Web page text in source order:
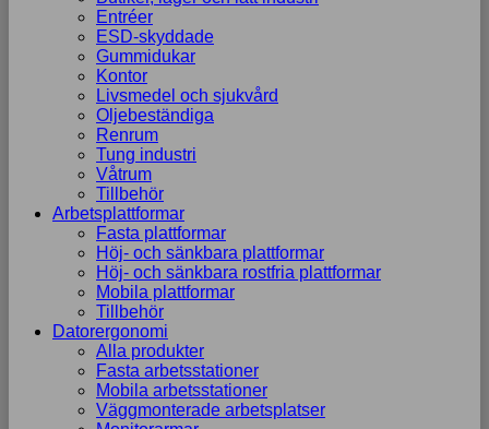
Entréer
ESD-skyddade
Gummidukar
Kontor
Livsmedel och sjukvård
Oljebeständiga
Renrum
Tung industri
Våtrum
Tillbehör
Arbetsplattformar
Fasta plattformar
Höj- och sänkbara plattformar
Höj- och sänkbara rostfria plattformar
Mobila plattformar
Tillbehör
Datorergonomi
Alla produkter
Fasta arbetsstationer
Mobila arbetsstationer
Väggmonterade arbetsplatser